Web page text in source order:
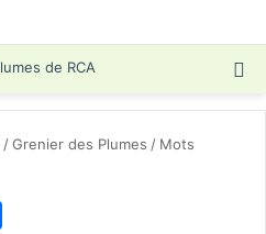
/Grenier des Plumes / Mots